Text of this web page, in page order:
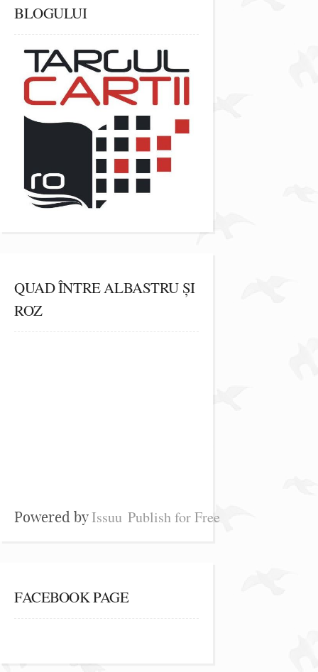
BLOGULUI
QUAD ÎNTRE ALBASTRU ȘI
ROZ
Powered byIssuu Publish for Free
FACEBOOK PAGE